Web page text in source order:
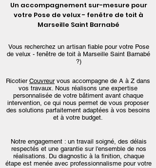
Un accompagnement sur-mesure pour
votre Pose de velux - fenêtre de toit à
Marseille Saint Barnabé
Vous recherchez un artisan fiable pour votre Pose
de velux - fenêtre de toit à Marseille Saint Barnabé
?)
Ricotier Couvreur vous accompagne de A à Z dans
vos travaux. Nous réalisons une expertise
personnalisée de votre bâtiment avant chaque
intervention, ce qui nous permet de vous proposer
des solutions parfaitement adaptées à vos besoins
et à votre budget.
Notre engagement : un travail soigné, des délais
respectés et une garantie sur l'ensemble de nos
réalisations. Du diagnostic à la finition, chaque
étape est menée avec professionnalisme pour votre